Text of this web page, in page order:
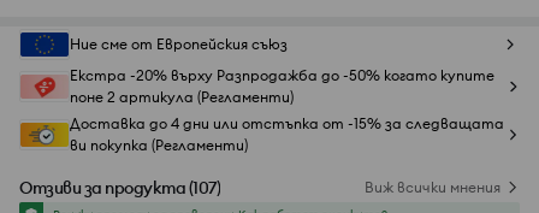
Ние сме от Европейския съюз
Екстра -20% върху Разпродажба до -50% когато купите
поне 2 артикула (Регламенти)
Доставка до 4 дни или отстъпка от -15% за следващата
ви покупка (Регламенти)
Отзиви за продукта(107) Виж всички мнения